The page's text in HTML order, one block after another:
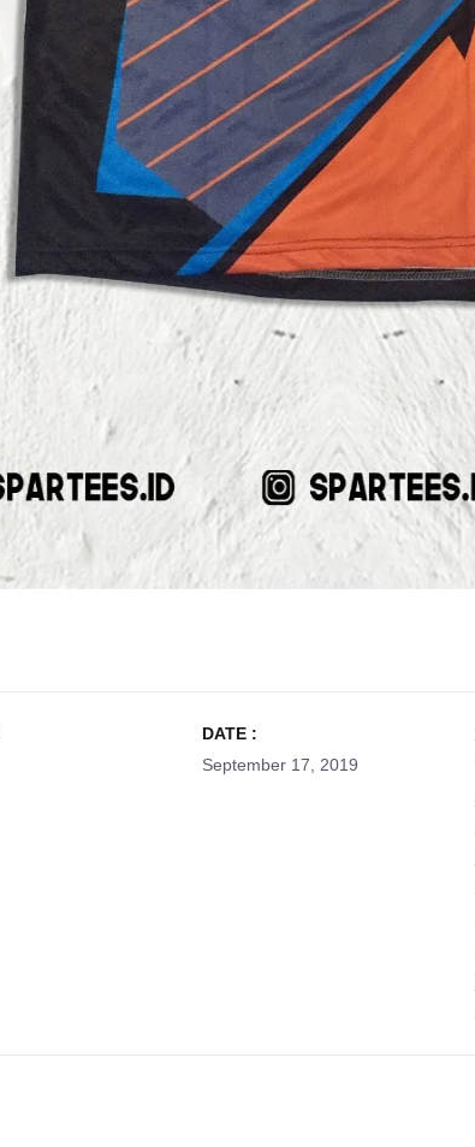
DATE :
September 17, 2019